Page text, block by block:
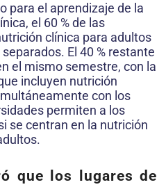
para el aprendizaje de la
el 60 % de las
clínica para adultos
El 40 % restante
el mismo semestre, con la
incluyen nutrición
con los
permiten a los
se centran en la nutrición
que los lugares de